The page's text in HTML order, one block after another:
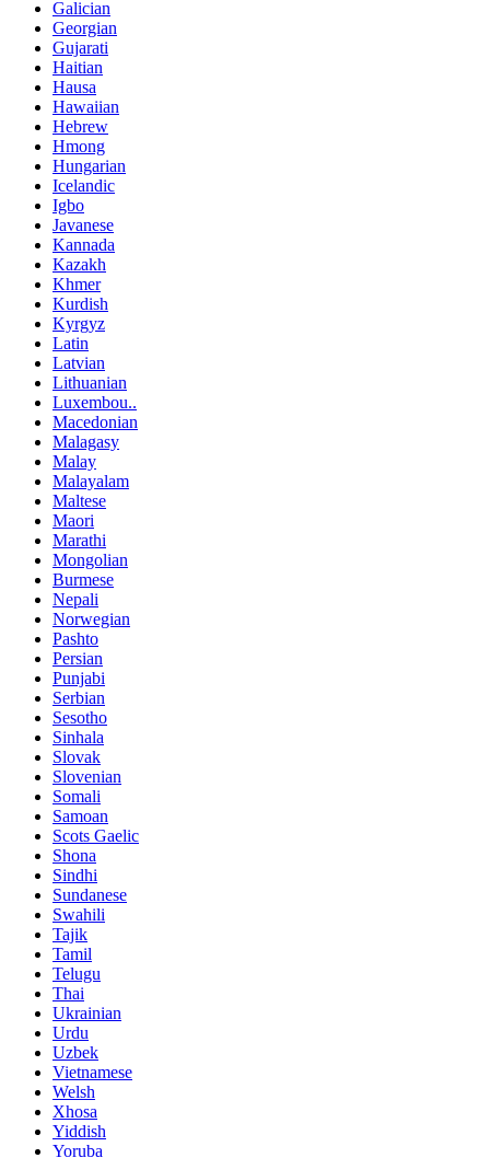
Galician
Georgian
Gujarati
Haitian
Hausa
Hawaiian
Hebrew
Hmong
Hungarian
Icelandic
Igbo
Javanese
Kannada
Kazakh
Khmer
Kurdish
Kyrgyz
Latin
Latvian
Lithuanian
Luxembou..
Macedonian
Malagasy
Malay
Malayalam
Maltese
Maori
Marathi
Mongolian
Burmese
Nepali
Norwegian
Pashto
Persian
Punjabi
Serbian
Sesotho
Sinhala
Slovak
Slovenian
Somali
Samoan
Scots Gaelic
Shona
Sindhi
Sundanese
Swahili
Tajik
Tamil
Telugu
Thai
Ukrainian
Urdu
Uzbek
Vietnamese
Welsh
Xhosa
Yiddish
Yoruba